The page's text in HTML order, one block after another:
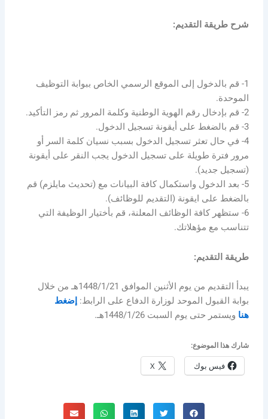
شرح طريقة التقديم:
1- قم بالدخول إلى الموقع الرسمي الخاص ببوابة التوظيف
الموحدة.
2- قم بإدخال رقم الهوية الوطنية وكلمة المرور ثم رمز التأكيد.
3- قم بالضغط على أيقونة تسجيل الدخول.
4- في حال تعثر تسجيل الدخول بسبب نسيان كلمة السر أو
مرور فترة طويلة على تسجيل الدخول يجب النقر على أيقونة
(تسجيل جديد).
5- بعد الدخول واستكمال كافة البيانات مع (تحديث مايلزم) قم
بالضغط على ايقونة (التقديم للوظائف).
6- ستظهر كافة الوظائف المعلنة، قم بأختيار الوظيفة التي
تتناسب مع مؤهلاتك.
طريقة التقديم:
يبدأ التقديم من يوم الأثنين الموافق 1448/1/21هـ من خلال
بوابة القبول الموحد لوزارة الدفاع على الرابط:إضغط
هنا ويستمر حتى يوم السبت 1448/1/26هـ.
شارك هذا الموضوع:
فيس بوك X